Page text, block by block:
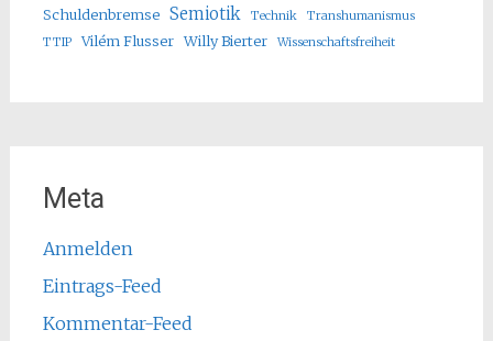
Schuldenbremse Semiotik Technik
Transhumanismus
TTIP
Vilém Flusser Willy Bierter Wissenschaftsfreiheit
Meta
Anmelden
Eintrags-Feed
Kommentar-Feed